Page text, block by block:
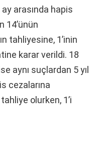
ay arasında hapis
14’ünün
tahliyesine, 1’inin
karar verildi. 18
aynı suçlardan 5 yıl
cezalarına
tahliye olurken, 1’i